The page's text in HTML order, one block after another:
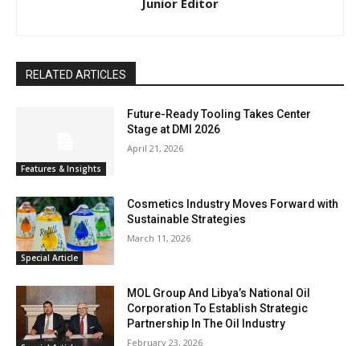
Junior Editor
RELATED ARTICLES
Features & Insights
Future-Ready Tooling Takes Center
Stage at DMI 2026
April 21, 2026
Special Article
Cosmetics Industry Moves Forward with
Sustainable Strategies
March 11, 2026
MOL Group And Libya’s National Oil
Corporation To Establish Strategic
Partnership In The Oil Industry
February 23, 2026